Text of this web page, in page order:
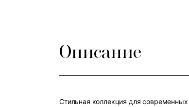
Описание
Стильная коллекция для